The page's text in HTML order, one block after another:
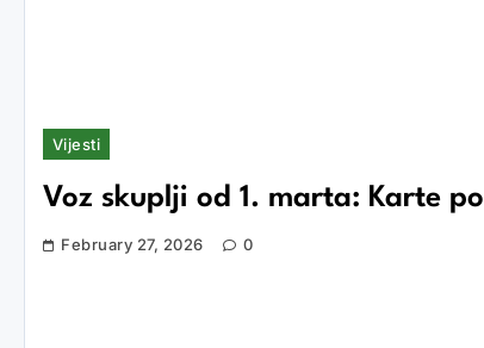
Vijesti
Voz skuplji od 1. marta: Karte
February 27, 2026 0